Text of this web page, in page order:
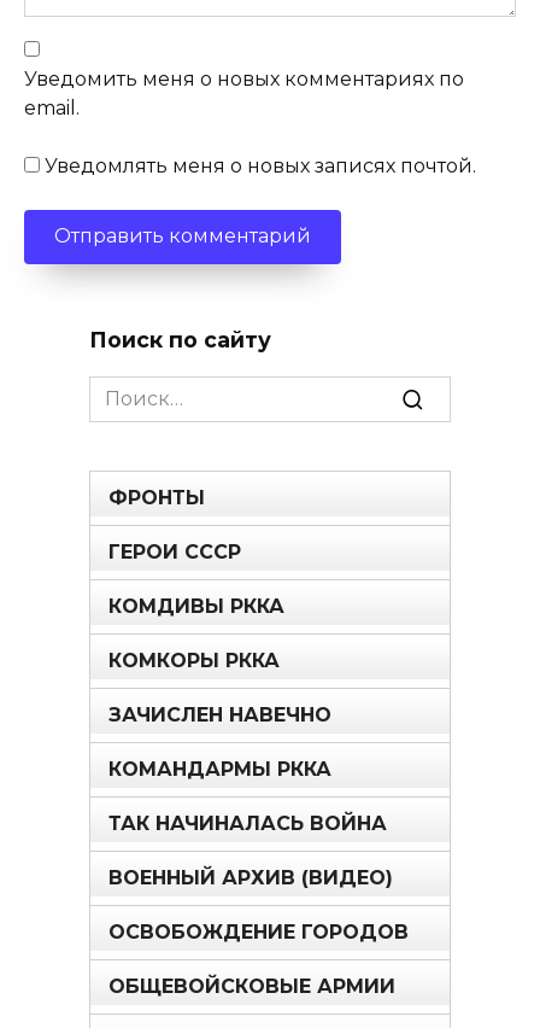
Уведомить меня о новых комментариях по
email.
Уведомлять меня о новых записях почтой.
Поиск по сайту
Search
for:
ФРОНТЫ
ГЕРОИ СССР
КОМДИВЫ РККА
КОМКОРЫ РККА
ЗАЧИСЛЕН НАВЕЧНО
КОМАНДАРМЫ РККА
ТАК НАЧИНАЛАСЬ ВОЙНА
ВОЕННЫЙ АРХИВ (ВИДЕО)
ОСВОБОЖДЕНИЕ ГОРОДОВ
ОБЩЕВОЙСКОВЫЕ АРМИИ